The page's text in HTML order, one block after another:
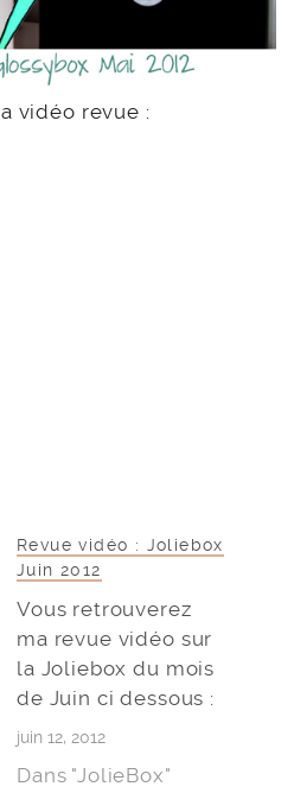
vidéo revue :
Revue vidéo : Joliebox
Juin 2012
Vous retrouverez
ma revue vidéo sur
la Joliebox du mois
de Juin ci dessous :
juin 12, 2012
Dans "JolieBox"